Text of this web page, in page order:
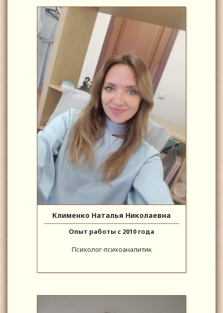
Клименко Наталья Николаевна
Опыт работы с 2010 года
Психолог-психоаналитик